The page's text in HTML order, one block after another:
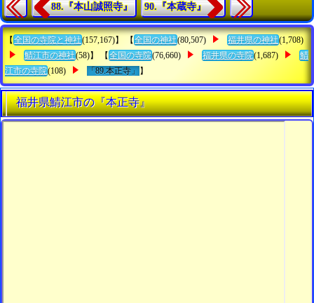
88.『本山誠照寺』 90.『本蔵寺』
【 全国の寺院と神社(157,167)】 【 全国の神社(80,507) 福井県の神社(1,708)
鯖江市の神社(58)】 【 全国の寺院(76,660) 福井県の寺院(1,687)
鯖
江市の寺院(108) 「89.本正寺」 】
福井県鯖江市の『本正寺』